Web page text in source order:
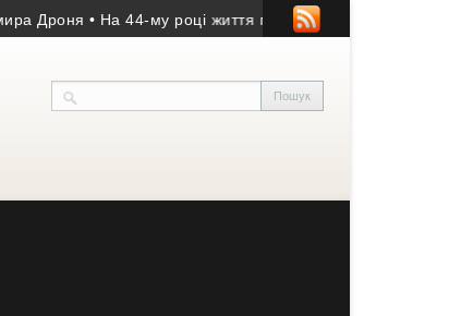
• На 44-му році життя помер учасник АТО з